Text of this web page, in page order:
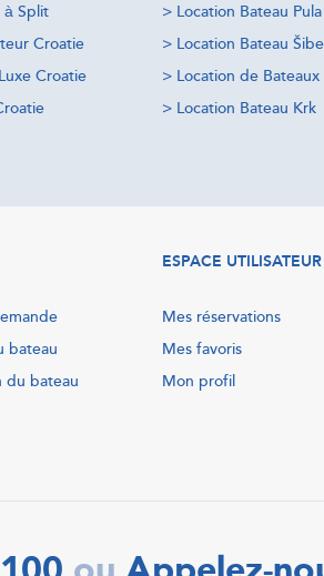
à Split
Croatie
Croatie
> Location Bateau Pula
> Location Bateau
> Location de
> Location Bateau Krk
bateau
du bateau
ESPACE UTILISATEUR
Mes réservations
Mes favoris
Mon profil